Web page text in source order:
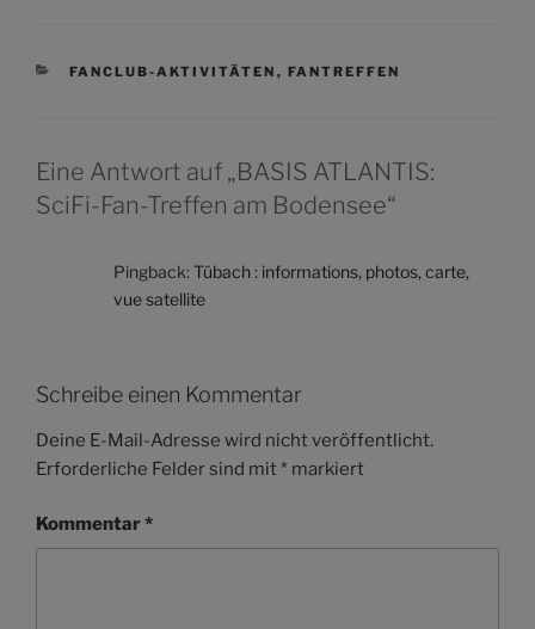
KATEGORIEN
FANCLUB-AKTIVITÄTEN , FANTREFFEN
Eine Antwort auf „BASIS ATLANTIS:
SciFi-Fan-Treffen am Bodensee“
Pingback: Tübach : informations, photos, carte,
vue satellite
Schreibe einen Kommentar
Deine E-Mail-Adresse wird nicht veröffentlicht.
Erforderliche Felder sind mit* markiert
Kommentar*